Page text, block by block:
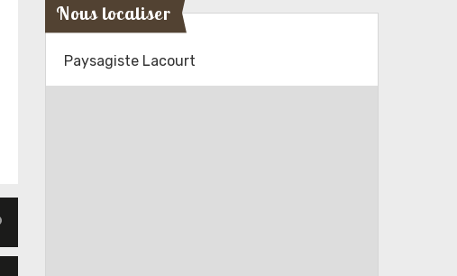
Nous localiser
Paysagiste Lacourt